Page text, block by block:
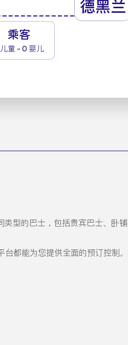
德黑兰
乘客
童 - 0 婴儿
类型的巴士，包括贵宾巴士、卧铺
都能为您提供全面的预订控制。